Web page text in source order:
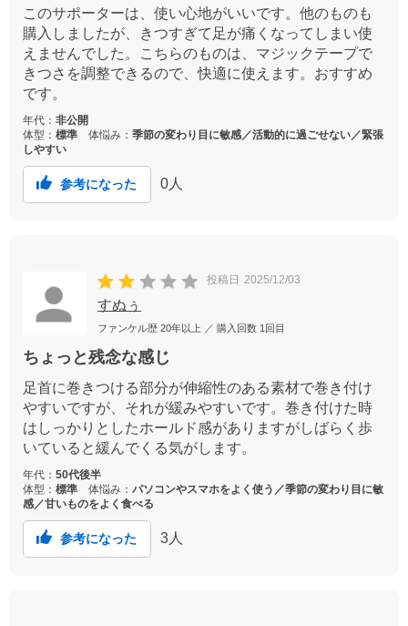
このサポーターは、使い心地がいいです。他のものも
購入しましたが、きつすぎて足が痛くなってしまい使
えませんでした。こちらのものは、マジックテープで
きつさを調整できるので、快適に使えます。おすすめ
です。
年代： 非公開
体型： 標準 体悩み： 季節の変わり目に敏感／活動的に過ごせない／緊張
しやすい
参考になった 0 人
投稿日 2025/12/03
すぬぅ
ファンケル歴 20年以上 ／ 購入回数 1回目
ちょっと残念な感じ
足首に巻きつける部分が伸縮性のある素材で巻き付け
やすいですが、それが緩みやすいです。巻き付けた時
はしっかりとしたホールド感がありますがしばらく歩
いていると緩んでくる気がします。
年代： 50代後半
体型： 標準 体悩み： パソコンやスマホをよく使う／季節の変わり目に敏
感／甘いものをよく食べる
参考になった 3 人